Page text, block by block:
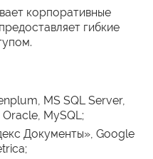
корпоративные
гибкие
MS SQL Server,
MySQL;
Документы», Google